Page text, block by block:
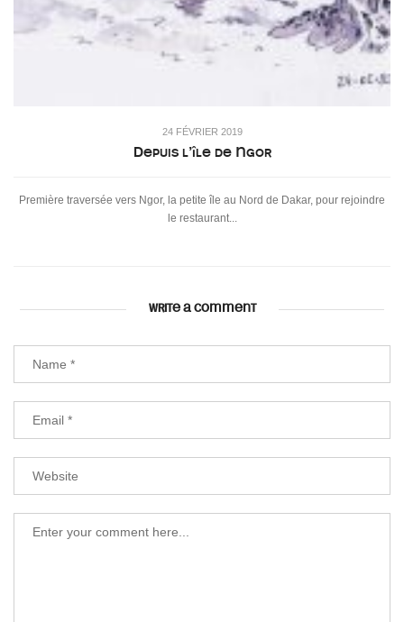
24 FÉVRIER 2019
Depuis l’île de Ngor
Première traversée vers Ngor, la petite île au Nord de Dakar, pour rejoindre
le restaurant...
WRITE A COMMENT